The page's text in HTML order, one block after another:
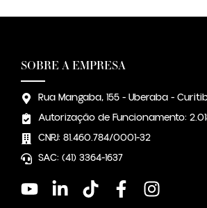
SOBRE A EMPRESA
Rua Mangaba, 155 - Uberaba -
Autorização de Funcionamento:
CNPJ: 81.460.784/0001-32
SAC: (41) 3364-1637